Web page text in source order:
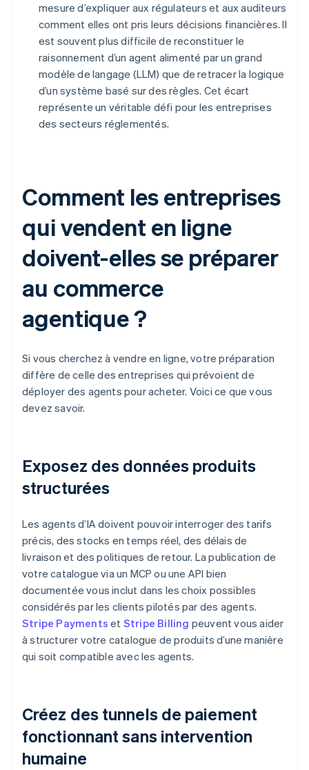
mesure d’expliquer aux régulateurs et aux auditeurs
comment elles ont pris leurs décisions financières. Il
est souvent plus difficile de reconstituer le
raisonnement d’un agent alimenté par un grand
modèle de langage (LLM) que de retracer la logique
d’un système basé sur des règles. Cet écart
représente un véritable défi pour les entreprises
des secteurs réglementés.
Comment les entreprises
qui vendent en ligne
doivent-elles se préparer
au commerce
agentique ?
Si vous cherchez à vendre en ligne, votre préparation
diffère de celle des entreprises qui prévoient de
déployer des agents pour acheter. Voici ce que vous
devez savoir.
Exposez des données produits
structurées
Les agents d’IA doivent pouvoir interroger des tarifs
précis, des stocks en temps réel, des délais de
livraison et des politiques de retour. La publication de
votre catalogue via un MCP ou une API bien
documentée vous inclut dans les choix possibles
considérés par les clients pilotés par des agents.
Stripe Payments et Stripe Billing peuvent vous aider
à structurer votre catalogue de produits d’une manière
qui soit compatible avec les agents.
Créez des tunnels de paiement
fonctionnant sans intervention
humaine